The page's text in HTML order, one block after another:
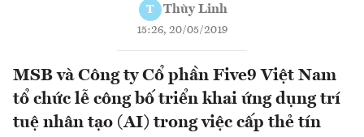
T Thùy Linh
15:26, 20/05/2019
MSB và Công ty Cổ phần Five9 Việt Nam
tổ chức lễ công bố triển khai ứng dụng trí
tuệ nhân tạo (AI) trong việc cấp thẻ tín